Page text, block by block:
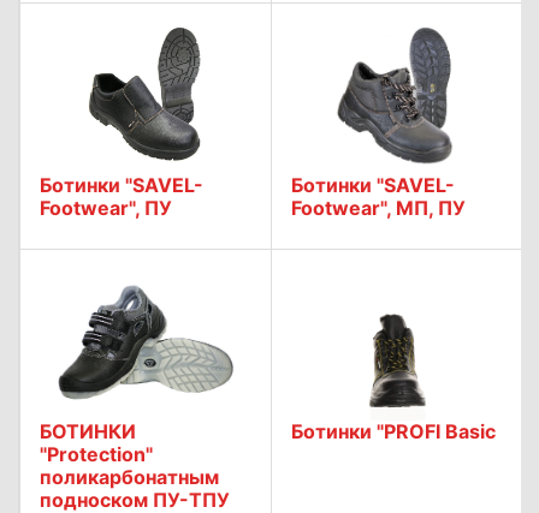
Ботинки "SAVEL-
Footwear", ПУ
Ботинки "SAVEL-
Footwear", МП, ПУ
БОТИНКИ
"Protection"
поликарбонатным
подноском ПУ-ТПУ
Ботинки "PROFI Basic